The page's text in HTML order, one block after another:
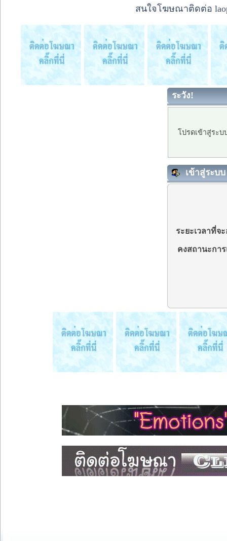
สนใจโฆษณาติดต่อ
ระวัง!
โปรดเข้าสู่ระ
เข้าสู่ระบบ
ระยะเวลาที่จ
คงสถานะกา